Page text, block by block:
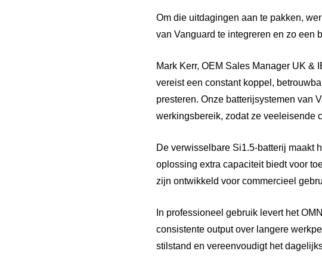
Om die uitdagingen aan te pakken,
van Vanguard te integreren en zo een
Mark Kerr, OEM Sales Manager UK &
vereist een constant koppel,
presteren. Onze batterijsystemen van
werkingsbereik, zodat ze veeleisende
De verwisselbare Si1.5-batterij maakt
oplossing extra capaciteit biedt voor
zijn ontwikkeld voor commercieel
In professioneel gebruik levert het
consistente output over langere
stilstand en vereenvoudigt het